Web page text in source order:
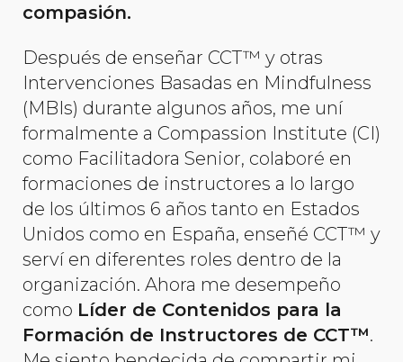
compasión.
Después de enseñar CCT™ y otras
Intervenciones Basadas en Mindfulness
(MBIs) durante algunos años, me uní
formalmente a Compassion Institute (CI)
como Facilitadora Senior, colaboré en
formaciones de instructores a lo largo
de los últimos 6 años tanto en Estados
Unidos como en España, enseñé CCT™ y
serví en diferentes roles dentro de la
organización. Ahora me desempeño
como Líder de Contenidos para la
Formación de Instructores de CCT™.